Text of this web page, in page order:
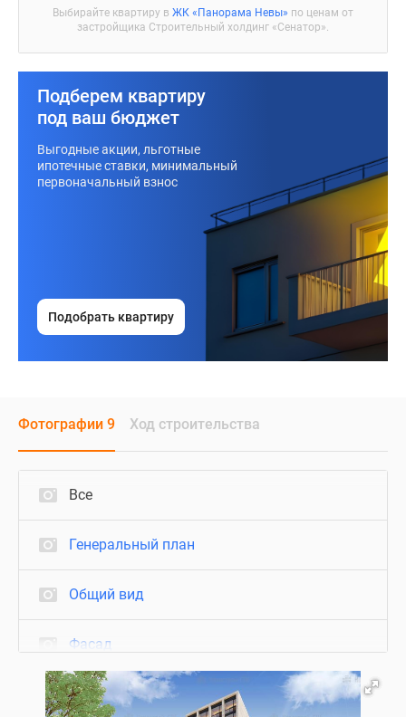
Выбирайте квартиру в ЖК «Панорама Невы» по ценам от
застройщика Строительный холдинг «Сенатор».
Подберем квартиру
под ваш бюджет
Выгодные акции, льготные
ипотечные ставки, минимальный
первоначальный взнос
Подобрать квартиру
Фотографии 9 Ход строительства
Все
Генеральный план
Общий вид
Фасад
Квартиры с отделкой